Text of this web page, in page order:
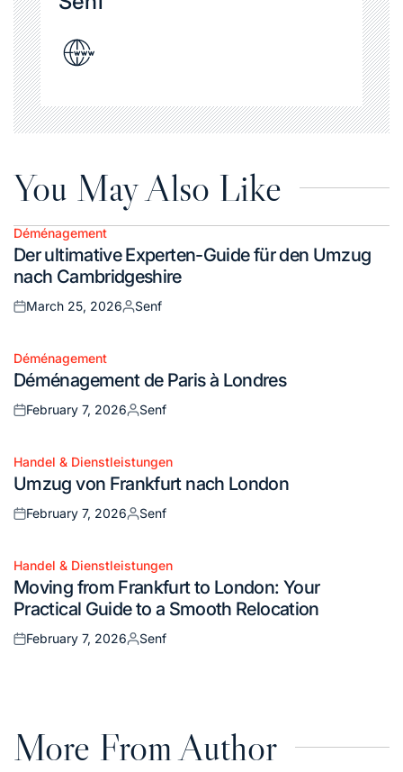
You May Also Like
Posted
in
Déménagement
Der ultimative Experten-Guide für den Umzug
nach Cambridgeshire
Posted
March 25, 2026
Posted
Senf
Posted
in
Déménagement
Déménagement de Paris à Londres
Posted
February 7, 2026
Posted
Senf
Posted
in
Handel & Dienstleistungen
Umzug von Frankfurt nach London
Posted
February 7, 2026
Posted
Senf
Posted
in
Handel & Dienstleistungen
Moving from Frankfurt to London: Your
Practical Guide to a Smooth Relocation
Posted
February 7, 2026
Posted
Senf
More From Author